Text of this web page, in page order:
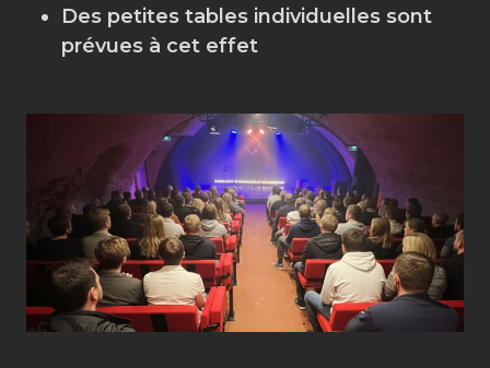
Des petites tables individuelles sont
prévues à cet effet